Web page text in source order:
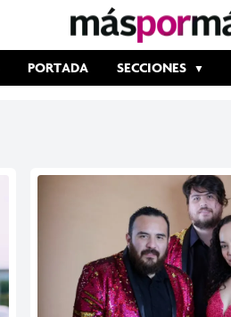
PORTADA SECCIONES